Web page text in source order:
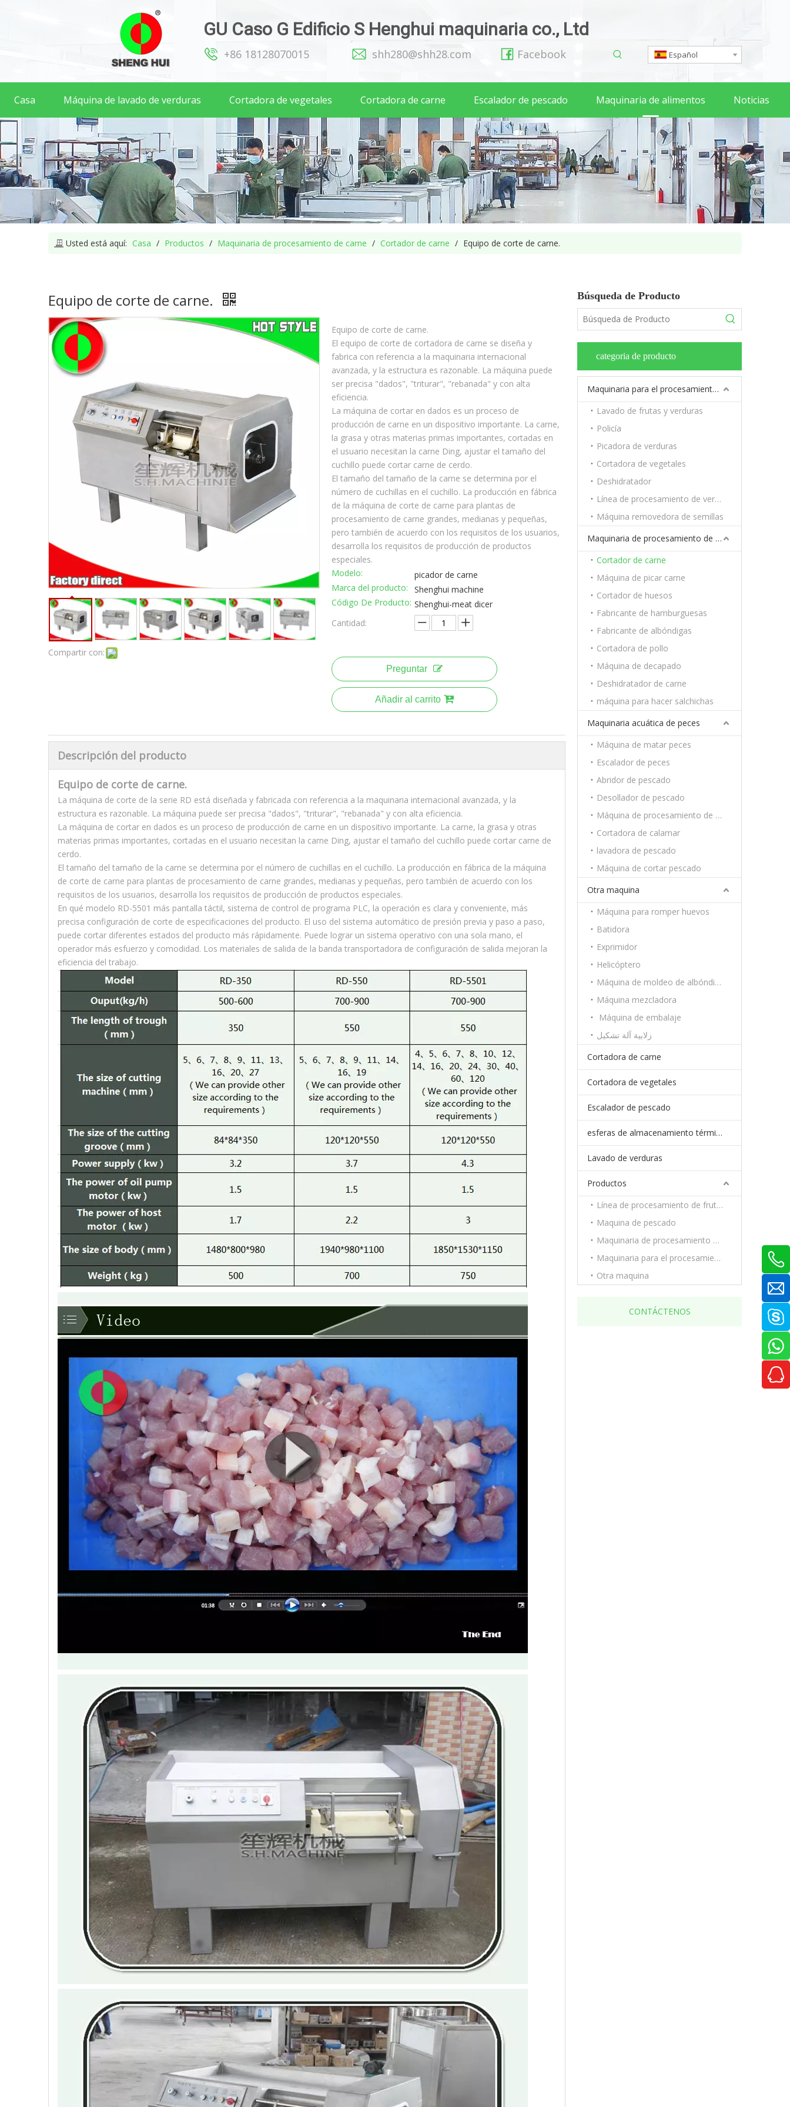
GU Caso G Edificio S Henghui maquinaria co., Ltd
+86 18128070015 shh280@shh28.com Facebook Español
Casa Máquina de lavado de verduras Cortadora de vegetales Cortadora de carne Escalador de pescado Maquinaria de alimentos Noticias
Usted está aquí: Casa / Productos / Maquinaria de procesamiento de carne / Cortador de carne / Equipo de corte de carne.
Equipo de corte de carne.
Compartir con:
Equipo de corte de carne.
El equipo de corte de cortadora de carne se diseña y
fabrica con referencia a la maquinaria internacional
avanzada, y la estructura es razonable. La máquina puede
ser precisa "dados", "triturar", "rebanada" y con alta
eficiencia.
La máquina de cortar en dados es un proceso de
producción de carne en un dispositivo importante. La carne,
la grasa y otras materias primas importantes, cortadas en
el usuario necesitan la carne Ding, ajustar el tamaño del
cuchillo puede cortar carne de cerdo.
El tamaño del tamaño de la carne se determina por el
número de cuchillas en el cuchillo. La producción en fábrica
de la máquina de corte de carne para plantas de
procesamiento de carne grandes, medianas y pequeñas,
pero también de acuerdo con los requisitos de los usuarios,
desarrolla los requisitos de producción de productos
especiales.
Modelo:
picador de carne
Marca del producto:
Shenghui machine
Código De Producto: Shenghui-meat dicer
Cantidad:
Preguntar
Añadir al carrito
Descripción del producto
Equipo de corte de carne.
La máquina de corte de la serie RD está diseñada y fabricada con referencia a la maquinaria internacional avanzada, y la
estructura es razonable. La máquina puede ser precisa "dados", "triturar", "rebanada" y con alta eficiencia.
La máquina de cortar en dados es un proceso de producción de carne en un dispositivo importante. La carne, la grasa y otras
materias primas importantes, cortadas en el usuario necesitan la carne Ding, ajustar el tamaño del cuchillo puede cortar carne de
cerdo.
El tamaño del tamaño de la carne se determina por el número de cuchillas en el cuchillo. La producción en fábrica de la máquina
de corte de carne para plantas de procesamiento de carne grandes, medianas y pequeñas, pero también de acuerdo con los
requisitos de los usuarios, desarrolla los requisitos de producción de productos especiales.
En qué modelo RD-5501 más pantalla táctil, sistema de control de programa PLC, la operación es clara y conveniente, más
precisa configuración de corte de especificaciones del producto. El uso del sistema automático de presión previa y paso a paso,
puede cortar diferentes estados del producto más rápidamente. Puede lograr un sistema operativo con una sola mano, el
operador más esfuerzo y comodidad. Los materiales de salida de la banda transportadora de configuración de salida mejoran la
eficiencia del trabajo.
Búsqueda de Producto
categoria de producto
Maquinaria para el procesamiento de frutas y verduras.
Lavado de frutas y verduras
Policía
Picadora de verduras
Cortadora de vegetales
Deshidratador
Línea de procesamiento de verduras y frutas.
Máquina removedora de semillas
Maquinaria de procesamiento de carne
Cortador de carne
Máquina de picar carne
Cortador de huesos
Fabricante de hamburguesas
Fabricante de albóndigas
Cortadora de pollo
Máquina de decapado
Deshidratador de carne
máquina para hacer salchichas
Maquinaria acuática de peces
Máquina de matar peces
Escalador de peces
Abridor de pescado
Desollador de pescado
Máquina de procesamiento de camarón
Cortadora de calamar
lavadora de pescado
Máquina de cortar pescado
Otra maquina
Máquina para romper huevos
Batidora
Exprimidor
Helicóptero
Máquina de moldeo de albóndigas
Máquina mezcladora
Máquina de embalaje
زلابية آلة تشكيل
Cortadora de carne
Cortadora de vegetales
Escalador de pescado
esferas de almacenamiento térmico de cambio de fase
Lavado de verduras
Productos
Línea de procesamiento de frutas y verduras.
Maquina de pescado
Maquinaria de procesamiento de carne
Maquinaria para el procesamiento de frutas y verduras.
Otra maquina
CONTÁCTENOS